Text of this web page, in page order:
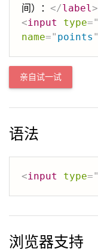
间）： </label>
<input type="
name=" points "
亲自试一试
语法
<input type="
浏览器支持